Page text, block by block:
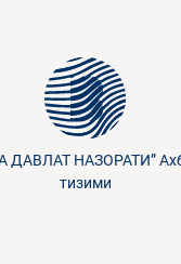
ДАВЛАТ НАЗОРАТИ”
тизими